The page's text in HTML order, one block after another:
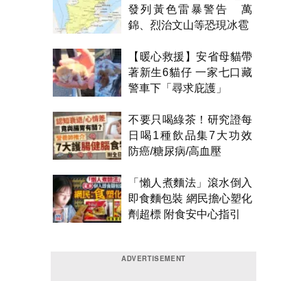
發列黃色雷暴警告 萬
錦、烈治文山等恐現冰雹
【暖心救援】安省母貓帶
著新生6貓仔 一家七口藏
警車下「尋求庇護」
不要只喝綠茶！研究證每
日喝1種飲品集7大功效
防癌/糖尿病/高血壓
「懶人煮麵法」滾水倒入
即食麵包裝 網民擔心塑化
劑超標 附食安中心指引